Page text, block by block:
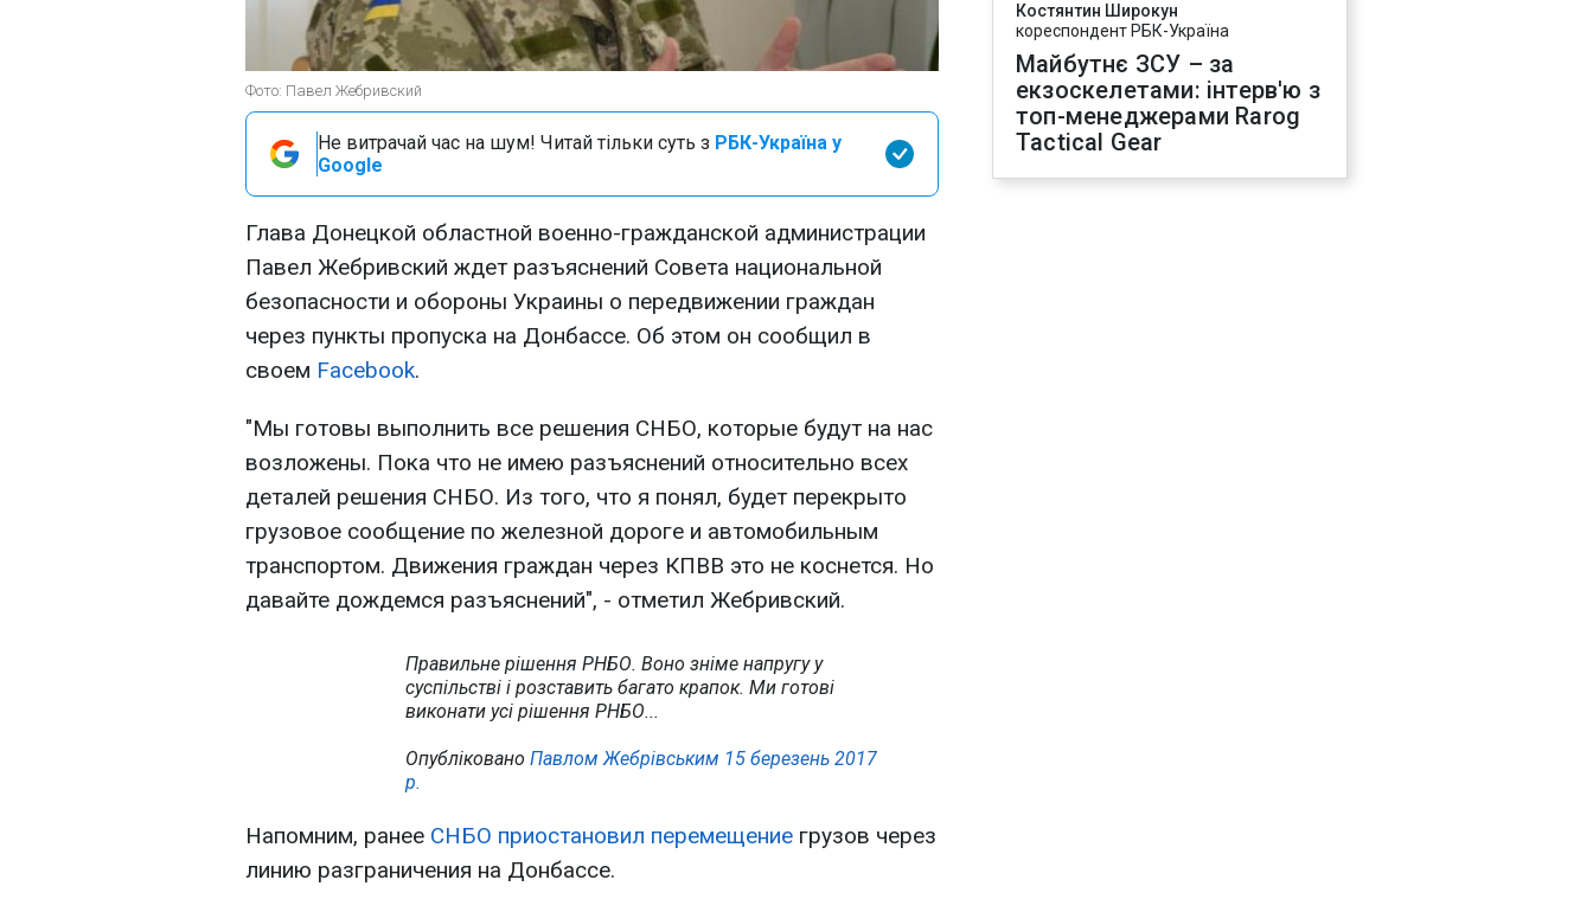
Фото: Павел Жебривский
Не витрачай час на шум! Читай тільки суть з РБК-Україна у
Google
Глава Донецкой областной военно-гражданской администрации
Павел Жебривский ждет разъяснений Совета национальной
безопасности и обороны Украины о передвижении граждан
через пункты пропуска на Донбассе. Об этом он сообщил в
своем Facebook.
"Мы готовы выполнить все решения СНБО, которые будут на нас
возложены. Пока что не имею разъяснений относительно всех
деталей решения СНБО. Из того, что я понял, будет перекрыто
грузовое сообщение по железной дороге и автомобильным
транспортом. Движения граждан через КПВВ это не коснется. Но
давайте дождемся разъяснений", - отметил Жебривский.
Правильне рішення РНБО. Воно зніме напругу у
суспільстві і розставить багато крапок. Ми готові
виконати усі рішення РНБО...
Опубліковано Павлом Жебрівським 15 березень 2017
р.
Напомним, ранее СНБО приостановил перемещение грузов через
линию разграничения на Донбассе.
Костянтин Широкун
кореспондент РБК-Україна
Майбутнє ЗСУ – за
екзоскелетами: інтерв'ю з
топ-менеджерами Rarog
Tactical Gear